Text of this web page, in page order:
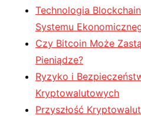
Technologia​
Systemu
Czy ⁤Bitcoin Może
⁤Pieniądze?
Ryzyko i
Kryptowalutowych
Przyszłość